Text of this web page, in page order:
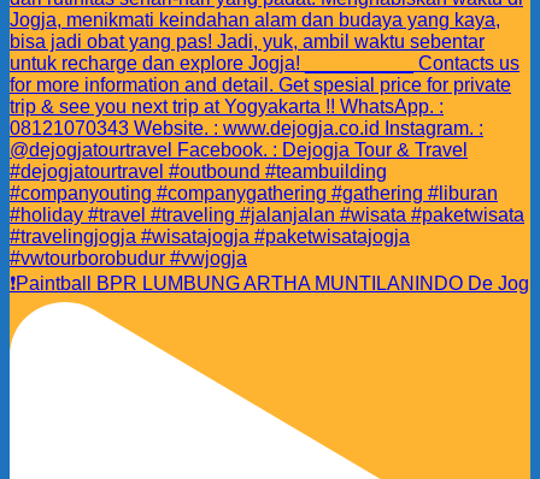
❗️Paintball BPR LUMBUNG ARTHA MUNTILANINDO De Jog